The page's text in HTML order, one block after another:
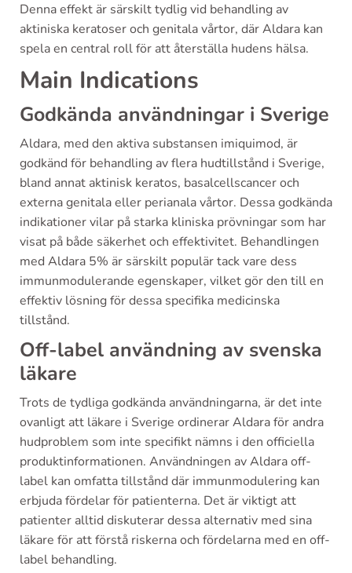
Denna effekt är särskilt tydlig vid behandling av
aktiniska keratoser och genitala vårtor, där Aldara kan
spela en central roll för att återställa hudens hälsa.
Main Indications
Godkända användningar i Sverige
Aldara, med den aktiva substansen imiquimod, är
godkänd för behandling av flera hudtillstånd i Sverige,
bland annat aktinisk keratos, basalcellscancer och
externa genitala eller perianala vårtor. Dessa godkända
indikationer vilar på starka kliniska prövningar som har
visat på både säkerhet och effektivitet. Behandlingen
med Aldara 5% är särskilt populär tack vare dess
immunmodulerande egenskaper, vilket gör den till en
effektiv lösning för dessa specifika medicinska
tillstånd.
Off-label användning av svenska
läkare
Trots de tydliga godkända användningarna, är det inte
ovanligt att läkare i Sverige ordinerar Aldara för andra
hudproblem som inte specifikt nämns i den officiella
produktinformationen. Användningen av Aldara off-
label kan omfatta tillstånd där immunmodulering kan
erbjuda fördelar för patienterna. Det är viktigt att
patienter alltid diskuterar dessa alternativ med sina
läkare för att förstå riskerna och fördelarna med en off-
label behandling.